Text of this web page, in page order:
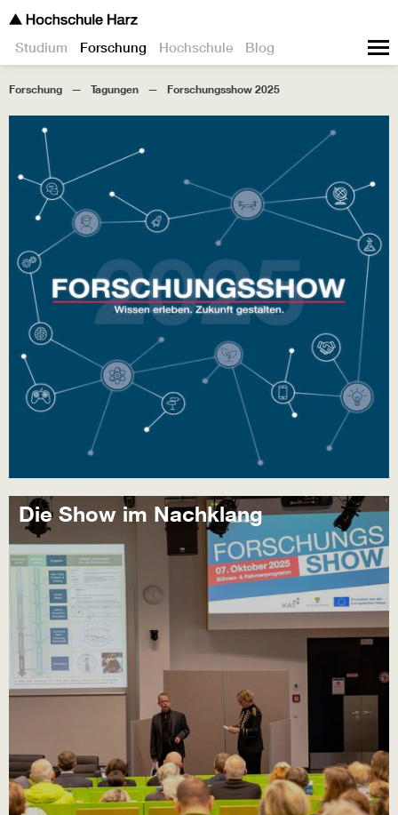
Studium Forschung Hochschule Blog
Forschung Tagungen Forschungsshow 2025
Die Show im Nachklang